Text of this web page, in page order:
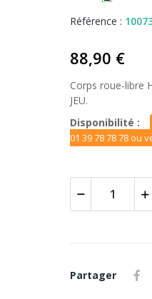
Référence :
88,90 €
Corps roue-libre
JEU.
Disponibilité :
01 39 78 78 78 ou
Partager